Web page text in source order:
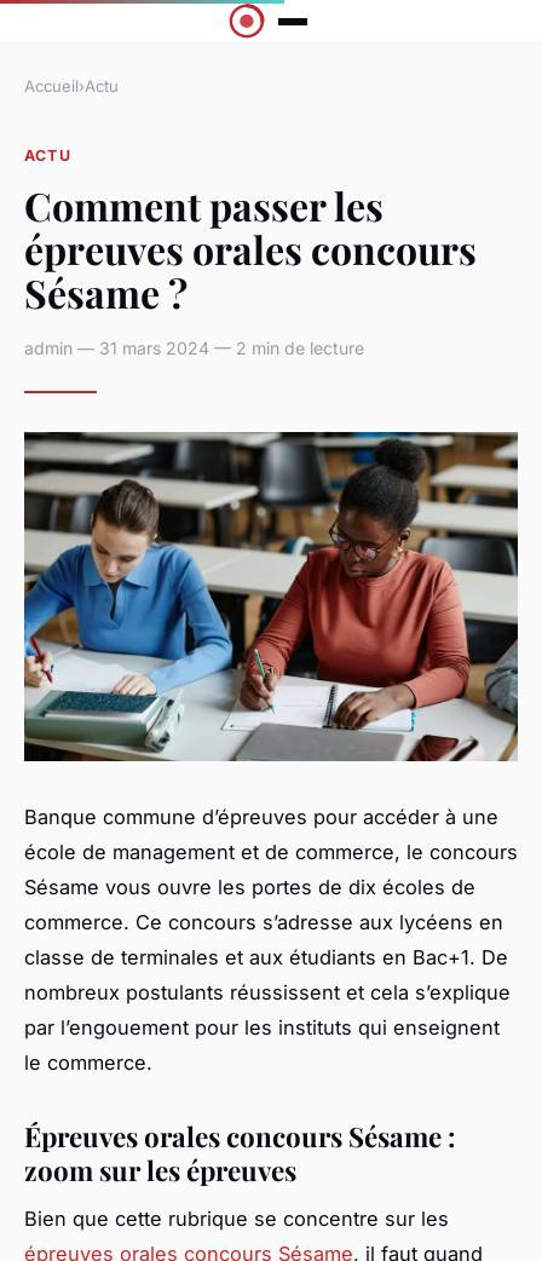
Accueil›Actu
ACTU
Comment passer les
épreuves orales concours
Sésame ?
admin — 31 mars 2024 — 2 min de lecture
Banque commune d’épreuves pour accéder à une
école de management et de commerce, le concours
Sésame vous ouvre les portes de dix écoles de
commerce. Ce concours s’adresse aux lycéens en
classe de terminales et aux étudiants en Bac+1. De
nombreux postulants réussissent et cela s’explique
par l’engouement pour les instituts qui enseignent
le commerce.
Épreuves orales concours Sésame :
zoom sur les épreuves
Bien que cette rubrique se concentre sur les
épreuves orales concours Sésame, il faut quand